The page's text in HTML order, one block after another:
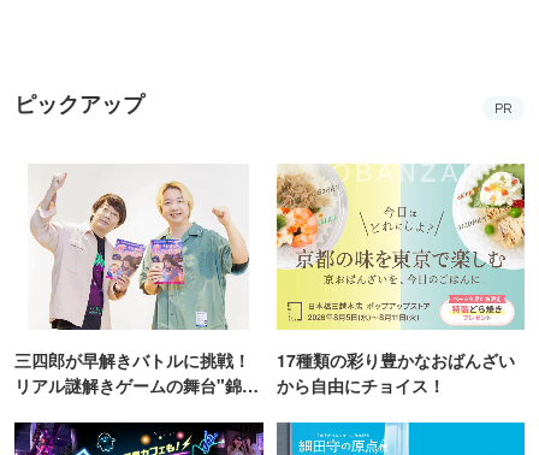
ピックアップ PR
三四郎が早解きバトルに挑戦！
リアル謎解きゲームの舞台"錦糸
17種類の彩り豊かなおばんざい
から自由にチョイス！